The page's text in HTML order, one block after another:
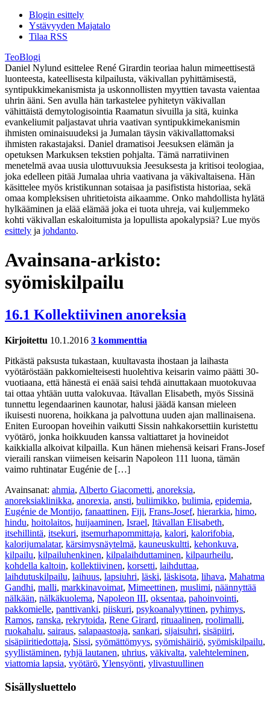
Blogin esittely
Ystävyyden Majatalo
Tilaa RSS
TeoBlogi
Daniel Nylund esittelee René Girardin teoriaa halun mimeettisestä
luonteesta, kateellisesta kilpailusta, väkivallan pyhittämisestä,
syntipukkimekanismista ja uskonnollisten myyttien tavasta vaientaa
uhrin ääni. Sen avulla hän tarkastelee pyhitetyn väkivallan
vähittäistä demytologisointia Raamatun sivuilla ja sitä, kuinka
evankeliumit paljastavat uhria vaativan syntipukkimekanismin
ihmisten ominaisuudeksi ja Jumalan täysin väkivallattomaksi
ihmisten rakastajaksi. Daniel dramatisoi Jeesuksen elämän ja
opetuksen Markuksen tekstien pohjalta. Tämä narratiivinen
menetelmä avaa uusia ulottuvuuksia Jeesuksesta ja kritisoi teologiaa,
joka edelleen pitää Jumalaa uhria vaativana ja väkivaltaisena. Hän
käsittelee myös kristikunnan sotaisaa ja pasifistista historiaa, sekä
omaa kompleksisen uhritietoista aikaamme. Onko mahdollista hylätä
hylkääminen ja elää elämää joka ei tuota uhreja, vai kuljemmeko
kohti väkivallan eskaloitumista ja lopullista apokalypsiä? Lue myös
esittely ja johdanto.
Avainsana-arkisto:
syömiskilpailu
16.1 Kollektiivinen anoreksia
Kirjoitettu 10.1.2016 3 kommenttia
Pitkästä paksusta tukastaan, kuultavasta ihostaan ja laihasta
vyötäröstään pakkomielteisesti huolehtiva keisarin vaimo päätti 30-
vuotiaana, että hänestä ei enää saisi tehdä ainuttakaan muotokuvaa
tai ottaa yhtään uutta valokuvaa. Itävallan Elisabeth, myös Sissinä
tunnettu legendaarinen kaunotar, halusi jäädä kansan mieleen
ikuisesti nuorena, hoikkana ja palvottuna uuden ajan mallinaisena.
Eniten Euroopan hoveihin vaikutti Sissin nahkakorsettiin kuristettu
vyötärö, jonka hoikkuuden kanssa valtiattaret ja hovineidot
kaikkialla alkoivat kilpailla. Kun hänen miehensä keisari Frans-Josef
vieraili ranskan viimeisen keisarin Napoleon 111 luona, tämän
vaimo ruhtinatar Eugénie de […]
Avainsanat: ahmia, Alberto Giacometti, anoreksia,
anoreksiaklinikka, anorexia, ansti, buliimikko, bulimia, epidemia,
Eugénie de Montijo, fanaattinen, Fiji, Frans-Josef, hierarkia, himo,
hindu, hoitolaitos, huijaaminen, Israel, Itävallan Elisabeth,
itsehillintä, itsekuri, itsemurhapommittaja, kalori, kalorifobia,
kalorijumalatar, kärsimysnäytelmä, kauneuskultti, kehonkuva,
kilpailu, kilpailuhenkinen, kilpalaihduttaminen, kilpaurheilu,
kohdella kaltoin, kollektiivinen, korsetti, laihduttaa,
laihdutuskilpailu, laihuus, lapsiuhri, läski, läskisota, lihava, Mahatma
Gandhi, malli, markkinavoimat, Mimeettinen, muslimi, näännyttää
nälkään, nälkäkuolema, Napoleon III, oksentaa, pahoinvointi,
pakkomielle, panttivanki, piiskuri, psykoanalyyttinen, pyhimys,
Ramos, ranska, rekrytoida, Rene Girard, rituaalinen, roolimalli,
ruokahalu, sairaus, salapaastoaja, sankari, sijaisuhri, sisäpiiri,
sisäpiiritiedottaja, Sissi, syömättömyys, syömishäiriö, syömiskilpailu,
syyllistäminen, tyhjä lautanen, uhrius, väkivalta, valehteleminen,
viattomia lapsia, vyötärö, Ylensyönti, ylivastuullinen
Sisällysluettelo